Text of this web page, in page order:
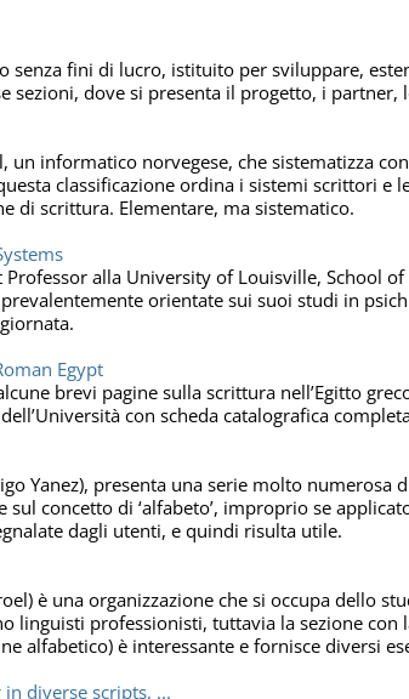
senza fini di lucro, istituito per sviluppare,
sezioni, dove si presenta il progetto, i
un informatico norvegese, che sistematizza
classificazione ordina i sistemi scrittori e
di scrittura. Elementare, ma sistematico.
alla University of Louisville, School
prevalentemente orientate sui suoi studi in
Egypt
brevi pagine sulla scrittura nell’Egitto
con scheda catalografica
Yanez), presenta una serie molto numerosa
sul concetto di ‘alfabeto’, improprio se
dagli utenti, e quindi risulta utile.
è una organizzazione che si occupa dello
linguisti professionisti, tuttavia la sezione con
alfabetico) è interessante e fornisce diversi
diverse scripts, ...